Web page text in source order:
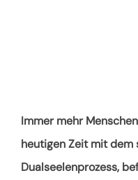
Immer mehr
heutigen Zeit mit dem
Dualseelenprozess,